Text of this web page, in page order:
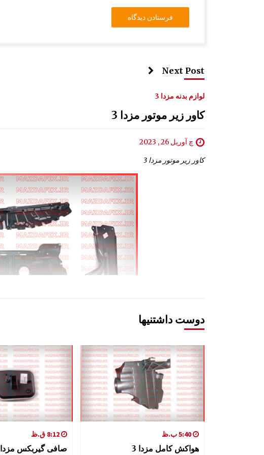
Next Post
لوازم بدنه مزدا 3
کاور زیر موتور مزدا 3
چ آوریل 26 , 2023
کاور زیر موتور مزدا 3
دوست داشتنیها
هواکش کامل مزدا 3
8:12 ق.ظ
صافی گیربکس مزدا 3